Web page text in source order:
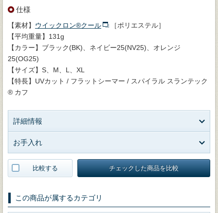
仕様
【素材】 ウイックロン®クール
［ポリエステル］
【平均重量】131g
【カラー】ブラック(BK)、ネイビー25(NV25)、オレンジ
25(OG25)
【サイズ】S、M、L、XL
【特長】UVカット / フラットシーマー / スパイラル スランテック
® カフ
詳細情報
お手入れ
比較する チェックした商品を比較
この商品が属するカテゴリ